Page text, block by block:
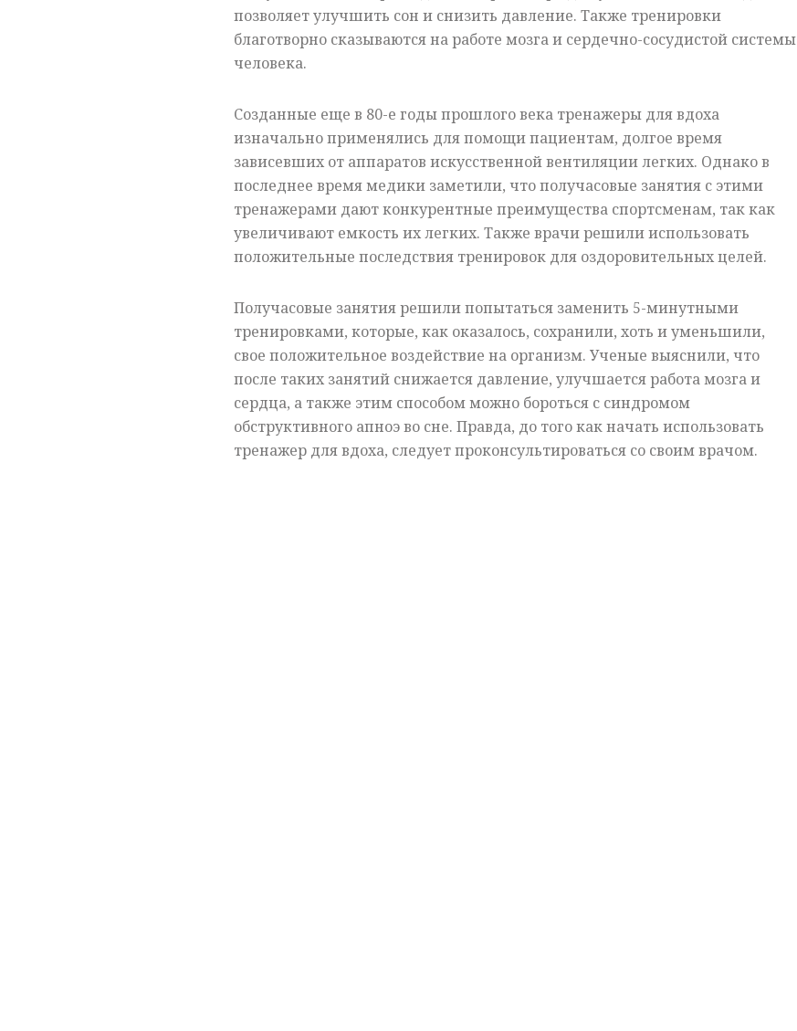
позволяет улучшить сон и снизить давление. Также тренировки
благотворно сказываются на работе мозга и сердечно-сосудистой системы
человека.
Созданные еще в 80-е годы прошлого века тренажеры для вдоха
изначально применялись для помощи пациентам, долгое время
зависевших от аппаратов искусственной вентиляции легких. Однако в
последнее время медики заметили, что получасовые занятия с этими
тренажерами дают конкурентные преимущества спортсменам, так как
увеличивают емкость их легких. Также врачи решили использовать
положительные последствия тренировок для оздоровительных целей.
Получасовые занятия решили попытаться заменить 5-минутными
тренировками, которые, как оказалось, сохранили, хоть и уменьшили,
свое положительное воздействие на организм. Ученые выяснили, что
после таких занятий снижается давление, улучшается работа мозга и
сердца, а также этим способом можно бороться с синдромом
обструктивного апноэ во сне. Правда, до того как начать использовать
тренажер для вдоха, следует проконсультироваться со своим врачом.